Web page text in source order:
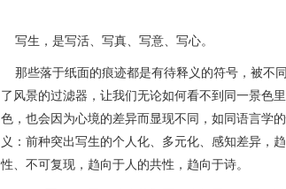
写生，是写活、写真、写意、写心。
那些落于纸面的痕迹都是有待释义的符号，被不
了风景的过滤器，让我们无论如何看不到同一景色
色，也会因为心境的差异而显现不同，如同语言学
义：前种突出写生的个人化、多元化、感知差异，
性、不可复现，趋向于人的共性，趋向于诗。